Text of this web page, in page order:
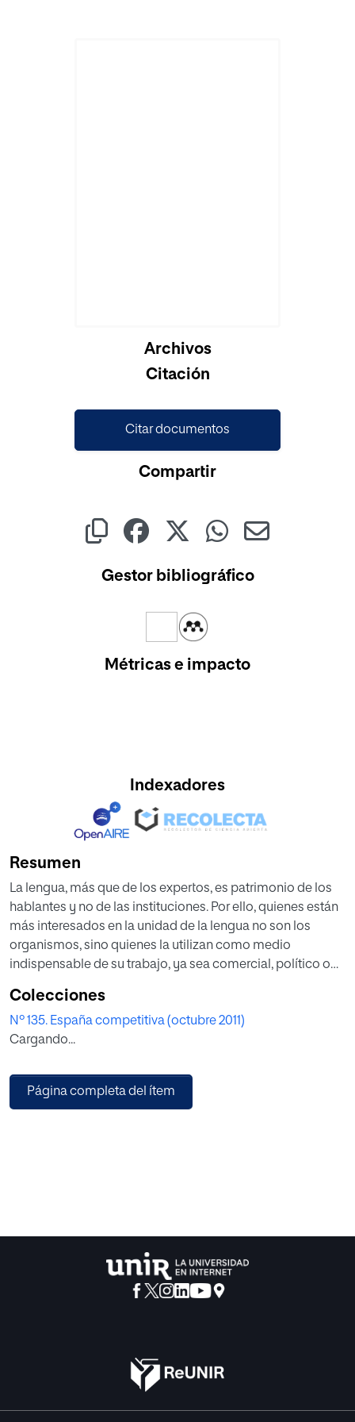
Archivos
Citación
Citar documentos
Compartir
Gestor bibliográfico
Métricas e impacto
Indexadores
Resumen
La lengua, más que de los expertos, es patrimonio de los
hablantes y no de las instituciones. Por ello, quienes están
más interesados en la unidad de la lengua no son los
organismos, sino quienes la utilizan como medio
indispensable de su trabajo, ya sea comercial, político o
unidad del español no obedece solo a razones
económicas: es ante todo una unidad literaria y cultural.
Colecciones
Nº 135. España competitiva (octubre 2011)
Cargando...
Página completa del ítem